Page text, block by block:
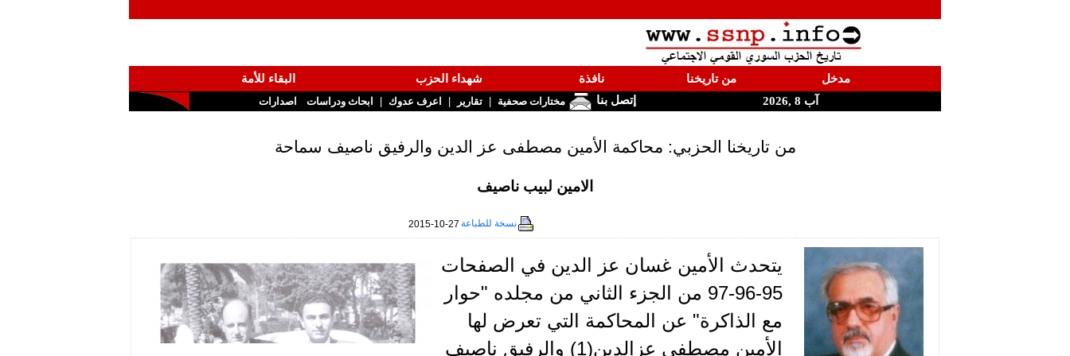
مدخل من تاريخنا نافذة شهداء الحزب
البقاء للأمة
آب 8 ,2026
إتصل بنا مختارات صحفية | تقارير | اعرف عدوك | ابحاث ودراسات اصدارات
من تاريخنا الحزبي: محاكمة الأمين مصطفى عز الدين والرفيق ناصيف سماحة
الامين لبيب ناصيف
نسخة للطباعة 2015-10-27
يتحدث الأمين غسان عز الدين في الصفحات
95-96-97 من الجزء الثاني من مجلده "حوار
مع الذاكرة" عن المحاكمة التي تعرض لها
الأمين مصطفى عزالدين(1) والرفيق ناصيف